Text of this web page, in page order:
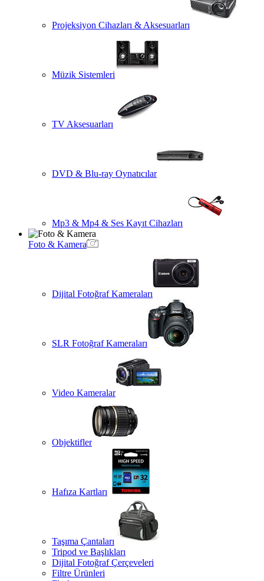
Projeksiyon Cihazları & Aksesuarları
Müzik Sistemleri
TV Aksesuarları
DVD & Blu-ray Oynatıcılar
Mp3 & Mp4 & Ses Kayıt Cihazları
Foto & Kamera
Dijital Fotoğraf Kameraları
SLR Fotoğraf Kameraları
Video Kameralar
Objektifler
Hafıza Kartları
Taşıma Çantaları
Tripod ve Başlıkları
Dijital Fotoğraf Çerçeveleri
Filtre Ürünleri